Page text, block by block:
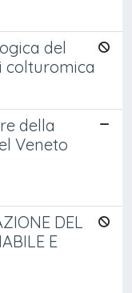
del
colturomica
della
Veneto
DEL
E